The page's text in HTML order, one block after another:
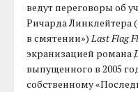
ведут переговоры об
Ричарда Линклейтера
в смятении»)Last Flag
экранизацией романа
выпущенного в 2005
собственному